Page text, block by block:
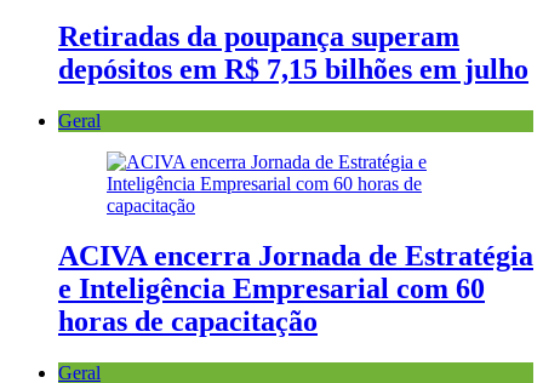
Retiradas da poupança superam
depósitos em R$ 7,15 bilhões em julho
Geral
ACIVA encerra Jornada de Estratégia
e Inteligência Empresarial com 60
horas de capacitação
Geral